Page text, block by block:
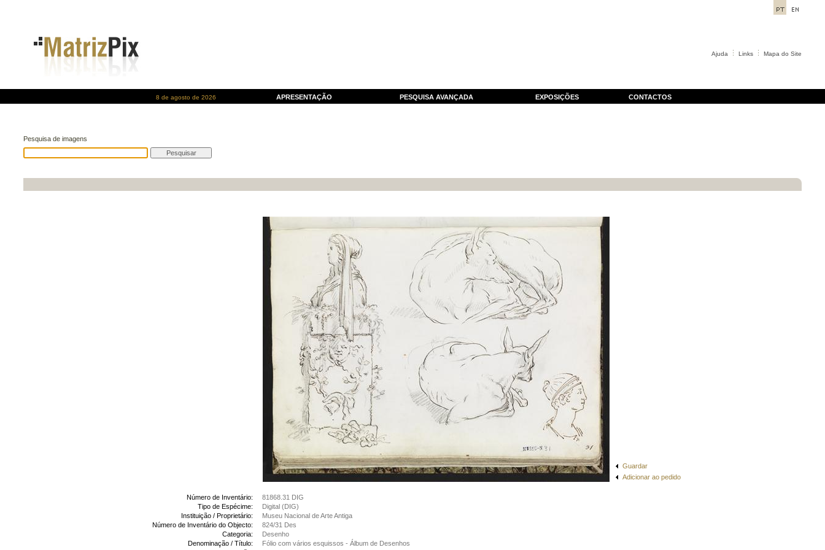
Ajuda Links Mapa do Site
8 de agosto de 2026 APRESENTAÇÃO PESQUISA AVANÇADA EXPOSIÇÕES CONTACTOS
Pesquisa de imagens
Guardar
Adicionar ao pedido
Número de Inventário:
81868.31 DIG
Tipo de Espécime:
Digital (DIG)
Instituição / Proprietário:
Museu Nacional de Arte Antiga
Número de Inventário do Objecto:
824/31 Des
Categoria:
Desenho
Denominação / Título:
Fólio com vários esquissos - Álbum de Desenhos